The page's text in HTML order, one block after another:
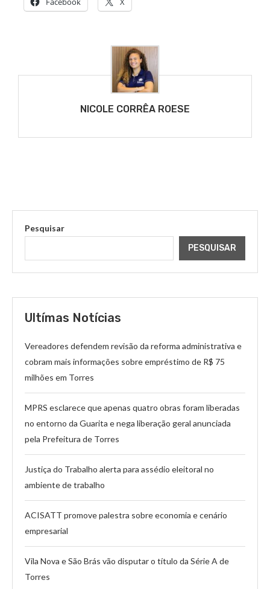
NICOLE CORRÊA ROESE
Pesquisar
PESQUISAR
Ultímas Notícias
Vereadores defendem revisão da reforma administrativa e
cobram mais informações sobre empréstimo de R$ 75
milhões em Torres
MPRS esclarece que apenas quatro obras foram liberadas
no entorno da Guarita e nega liberação geral anunciada
pela Prefeitura de Torres
Justiça do Trabalho alerta para assédio eleitoral no
ambiente de trabalho
ACISATT promove palestra sobre economia e cenário
empresarial
Vila Nova e São Brás vão disputar o título da Série A de
Torres